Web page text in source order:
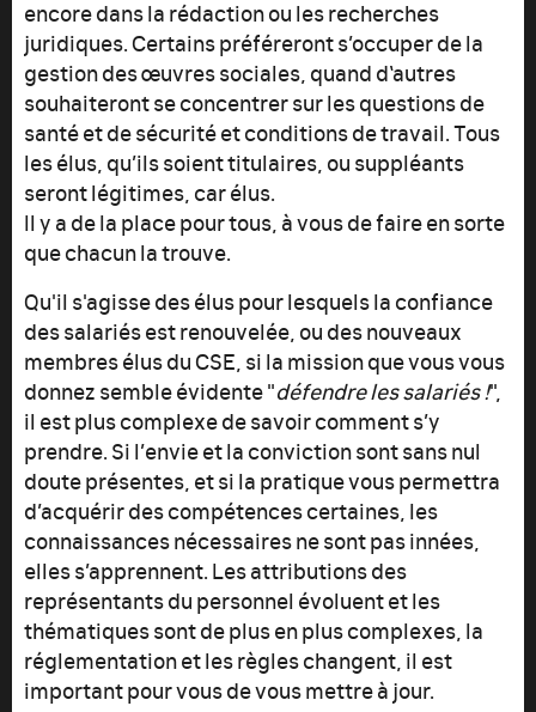
encore dans la rédaction ou les recherches
juridiques. Certains préféreront s’occuper de la
gestion des œuvres sociales, quand d‘autres
souhaiteront se concentrer sur les questions de
santé et de sécurité et conditions de travail. Tous
les élus, qu’ils soient titulaires, ou suppléants
seront légitimes, car élus.
Il y a de la place pour tous, à vous de faire en sorte
que chacun la trouve.
Qu'il s'agisse des élus pour lesquels la confiance
des salariés est renouvelée, ou des nouveaux
membres élus du CSE, si la mission que vous vous
donnez semble évidente "défendre les salariés !",
il est plus complexe de savoir comment s’y
prendre. Si l’envie et la conviction sont sans nul
doute présentes, et si la pratique vous permettra
d’acquérir des compétences certaines, les
connaissances nécessaires ne sont pas innées,
elles s’apprennent. Les attributions des
représentants du personnel évoluent et les
thématiques sont de plus en plus complexes, la
réglementation et les règles changent, il est
important pour vous de vous mettre à jour.